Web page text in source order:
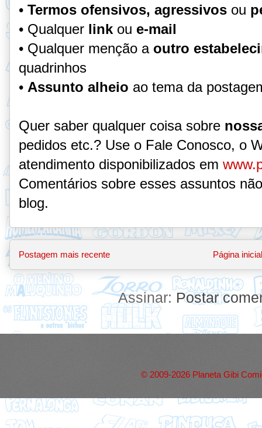
• Termos ofensivos, agressivos ou
• Qualquer linkou e-mail
• Qualquer menção a outro
quadrinhos
• Assunto alheio ao tema da
Quer saber qualquer coisa sobre
pedidos etc.? Use o Fale Conosco, o
atendimento disponibilizados em
Comentários sobre esses assuntos
blog.
Postagem mais recente Página inicial
Assinar: Postar
© 2009-2026 Planeta Gibi